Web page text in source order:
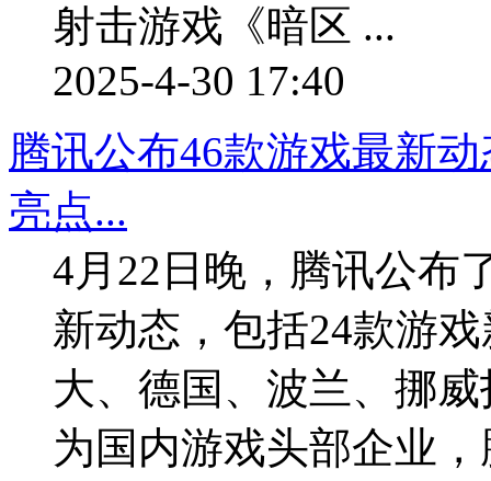
射击游戏《暗区 ...
2025-4-30 17:40
腾讯公布46款游戏最新
亮点...
4月22日晚，腾讯公布
新动态，包括24款游
大、德国、波兰、挪
为国内游戏头部企业